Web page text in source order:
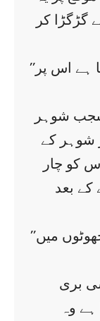
گڑگڑا کر
’’پھراللہ سے دعا کریں کہ جو جھوٹا ہے اس پر
شوہر
شوہر کے
کو چار
بعد
’’اس پر اللہ کی لعنت ہو اگر وہ جھوٹوں میں
بری
وہ